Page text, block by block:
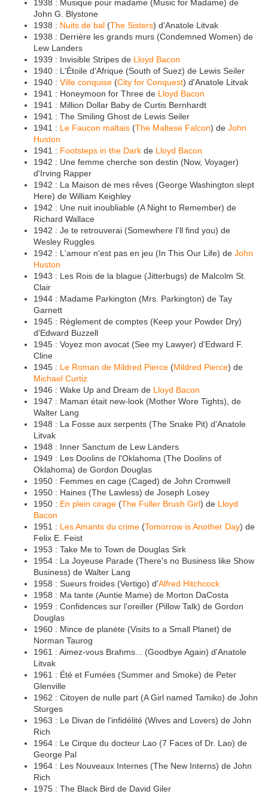
1938 : Musique pour madame (Music for Madame) de
John G. Blystone
1938 : Nuits de bal (The Sisters) d'Anatole Litvak
1938 : Derrière les grands murs (Condemned Women) de
Lew Landers
1939 : Invisible Stripes de Lloyd Bacon
1940 : L'Étoile d'Afrique (South of Suez) de Lewis Seiler
1940 : Ville conquise (City for Conquest) d'Anatole Litvak
1941 : Honeymoon for Three de Lloyd Bacon
1941 : Million Dollar Baby de Curtis Bernhardt
1941 : The Smiling Ghost de Lewis Seiler
1941 : Le Faucon maltais (The Maltese Falcon) de John
Huston
1941 : Footsteps in the Dark de Lloyd Bacon
1942 : Une femme cherche son destin (Now, Voyager)
d'Irving Rapper
1942 : La Maison de mes rêves (George Washington slept
Here) de William Keighley
1942 : Une nuit inoubliable (A Night to Remember) de
Richard Wallace
1942 : Je te retrouverai (Somewhere I'll find you) de
Wesley Ruggles
1942 : L'amour n'est pas en jeu (In This Our Life) de John
Huston
1943 : Les Rois de la blague (Jitterbugs) de Malcolm St.
Clair
1944 : Madame Parkington (Mrs. Parkington) de Tay
Garnett
1945 : Règlement de comptes (Keep your Powder Dry)
d'Edward Buzzell
1945 : Voyez mon avocat (See my Lawyer) d'Edward F.
Cline
1945 : Le Roman de Mildred Pierce (Mildred Pierce) de
Michael Curtiz
1946 : Wake Up and Dream de Lloyd Bacon
1947 : Maman était new-look (Mother Wore Tights), de
Walter Lang
1948 : La Fosse aux serpents (The Snake Pit) d'Anatole
Litvak
1948 : Inner Sanctum de Lew Landers
1949 : Les Doolins de l'Oklahoma (The Doolins of
Oklahoma) de Gordon Douglas
1950 : Femmes en cage (Caged) de John Cromwell
1950 : Haines (The Lawless) de Joseph Losey
1950 : En plein cirage (The Fuller Brush Girl) de Lloyd
Bacon
1951 : Les Amants du crime (Tomorrow is Another Day) de
Felix E. Feist
1953 : Take Me to Town de Douglas Sirk
1954 : La Joyeuse Parade (There's no Business like Show
Business) de Walter Lang
1958 : Sueurs froides (Vertigo) d'Alfred Hitchcock
1958 : Ma tante (Auntie Mame) de Morton DaCosta
1959 : Confidences sur l'oreiller (Pillow Talk) de Gordon
Douglas
1960 : Mince de planète (Visits to a Small Planet) de
Norman Taurog
1961 : Aimez-vous Brahms... (Goodbye Again) d'Anatole
Litvak
1961 : Été et Fumées (Summer and Smoke) de Peter
Glenville
1962 : Citoyen de nulle part (A Girl named Tamiko) de John
Sturges
1963 : Le Divan de l'infidélité (Wives and Lovers) de John
Rich
1964 : Le Cirque du docteur Lao (7 Faces of Dr. Lao) de
George Pal
1964 : Les Nouveaux Internes (The New Interns) de John
Rich
1975 : The Black Bird de David Giler